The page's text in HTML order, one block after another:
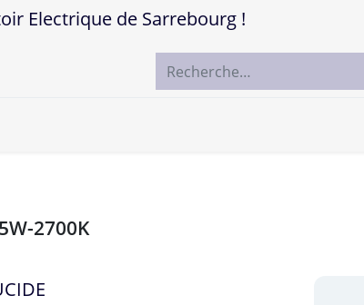
Electrique de Sarrebourg !
2700K